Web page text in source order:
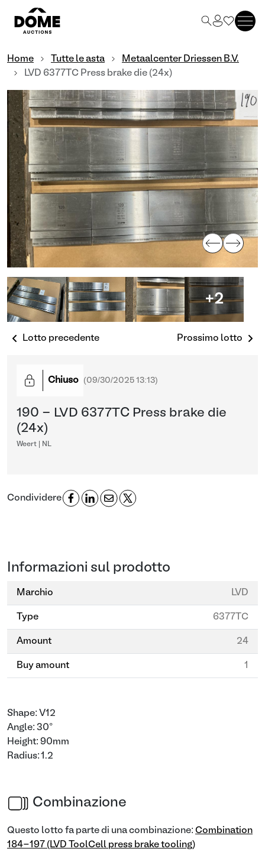
Home Tutte le asta
Metaalcenter Driessen B.V.
LVD 6377TC Press brake die (24x)
+2
Lotto precedente Prossimo lotto
Chiuso (09/30/2025 13:13)
190 - LVD 6377TC Press brake die
(24x)
Weert | NL
Condividere
Informazioni sul prodotto
Marchio LVD
Type 6377TC
Amount 24
Buy amount 1
Shape: V12
Angle: 30°
Height: 90mm
Radius: 1.2
Combinazione
Questo lotto fa parte di una combinazione: Combination
184-197 (LVD ToolCell press brake tooling)